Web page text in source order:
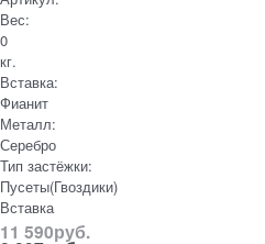
Вес:
0
кг.
Вставка:
Фианит
Металл:
Серебро
Тип застёжки:
Пусеты(Гвоздики)
Вставка
11 590руб.